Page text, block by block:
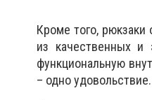
Кроме того,
из качественных и
функциональную
– одно удовольствие.